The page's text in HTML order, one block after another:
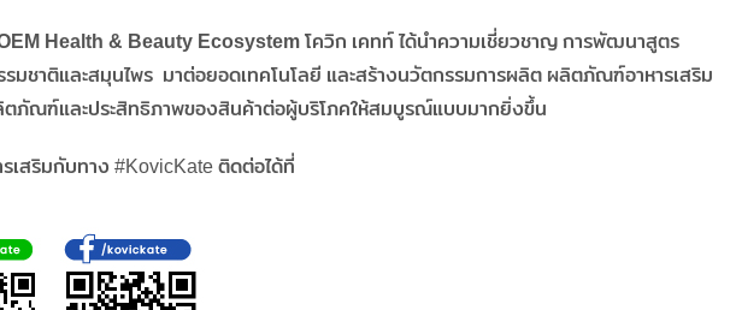
Health & Beauty Ecosystemโควิก เคทท์ ได้นำความเชี่ยวชาญ การพัฒนาสูตร
ชาติและสมุนไพร มาต่อยอดเทคโนโลยี และสร้างนวัตกรรมการผลิต ผลิตภัณฑ์อาหารเสริม
ภัณฑ์และประสิทธิภาพของสินค้าต่อผู้บริโภคให้สมบูรณ์แบบมากยิ่งขึ้น
เสริมกับทาง #KovicKate ติดต่อได้ที่